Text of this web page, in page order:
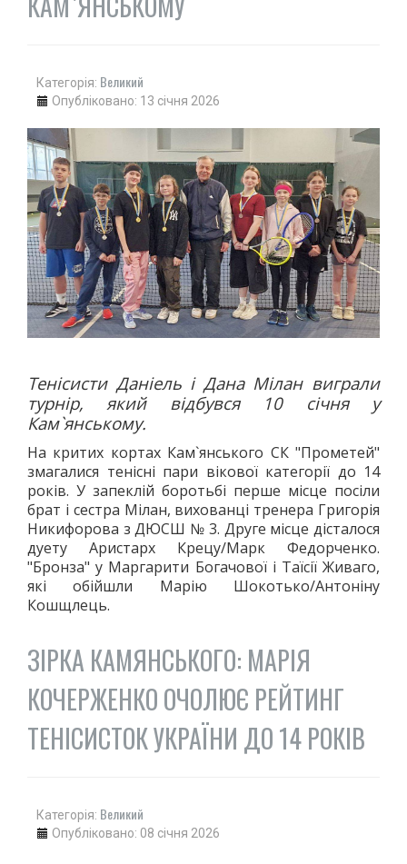
Категорія: Великий
Опубліковано: 13 січня 2026
Тенісисти Даніель і Дана Мілан виграли
турнір, який відбувся 10 січня у
Кам`янському.
На критих кортах Кам`янського СК "Прометей"
змагалися тенісні пари вікової категорії до 14
років. У запеклій боротьбі перше місце посіли
брат і сестра Мілан, вихованці тренера Григорія
Никифорова з ДЮСШ № 3. Друге місце дісталося
дуету Аристарх Крецу/Марк Федорченко.
"Бронза" у Маргарити Богачової і Таїсії Живаго,
які обійшли Марію Шокотько/Антоніну
Кошщлець.
ЗІРКА КАМЯНСЬКОГО: МАРІЯ
КОЧЕРЖЕНКО ОЧОЛЮЄ РЕЙТИНГ
ТЕНІСИСТОК УКРАЇНИ ДО 14 РОКІВ
Категорія: Великий
Опубліковано: 08 січня 2026